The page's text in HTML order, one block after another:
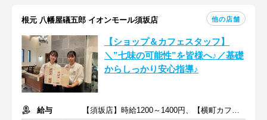
根元 八幡屋礒五郎 イオンモール須坂店 他の店舗
【ショップ＆カフェスタッフ】
＼”七味の可能性”を皆様へ♪／基礎
からしっかり安心指導♪
給与
【須坂店】時給1200～1400円、【横町カフェ】時給1100～1200円